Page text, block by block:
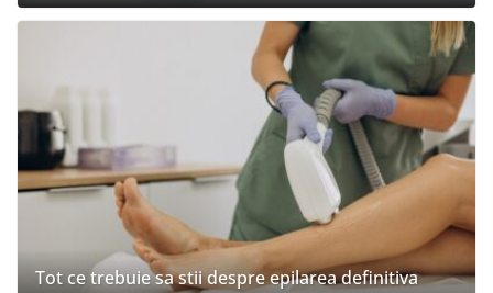
Tot ce trebuie sa stii despre epilarea definitiva